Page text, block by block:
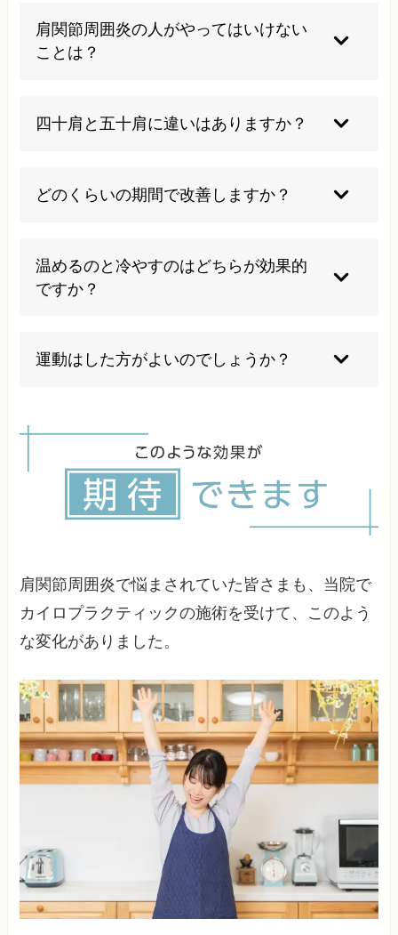
は症状が3年以上残るという報告があります。早
期の適切な治療により改善期間を短縮できるた
肩関節周囲炎の人がやってはいけない
ことは？
い。痛みが強い時期の過度な運動は炎症を長引か
せる原因となります。適切な時期に正しい方法で
四十肩と五十肩に違いはありますか？
いです。40代で発症すれば四十肩、50代で発症す
れば五十肩と呼ばれますが、症状や治療法に違い
どのくらいの期間で改善しますか？
程度が目安とされています。適切な治療を早期に
開始することで、改善期間を短縮できる可能性が
あります。
温めるのと冷やすのはどちらが効果的
ですか？
ち着いた慢性期は温めることが一般的です。血液
循環を改善することで症状の緩和が期待できま
運動はした方がよいのでしょうか？
すが、痛みが落ち着いた拘縮期以降は適切な運動
療法が必要です。自己判断ではなく、専門家の指
導のもとで行うことが大切です。
肩関節周囲炎で悩まされていた皆さまも、当院で
カイロプラクティックの施術を受けて、このよう
な変化がありました。